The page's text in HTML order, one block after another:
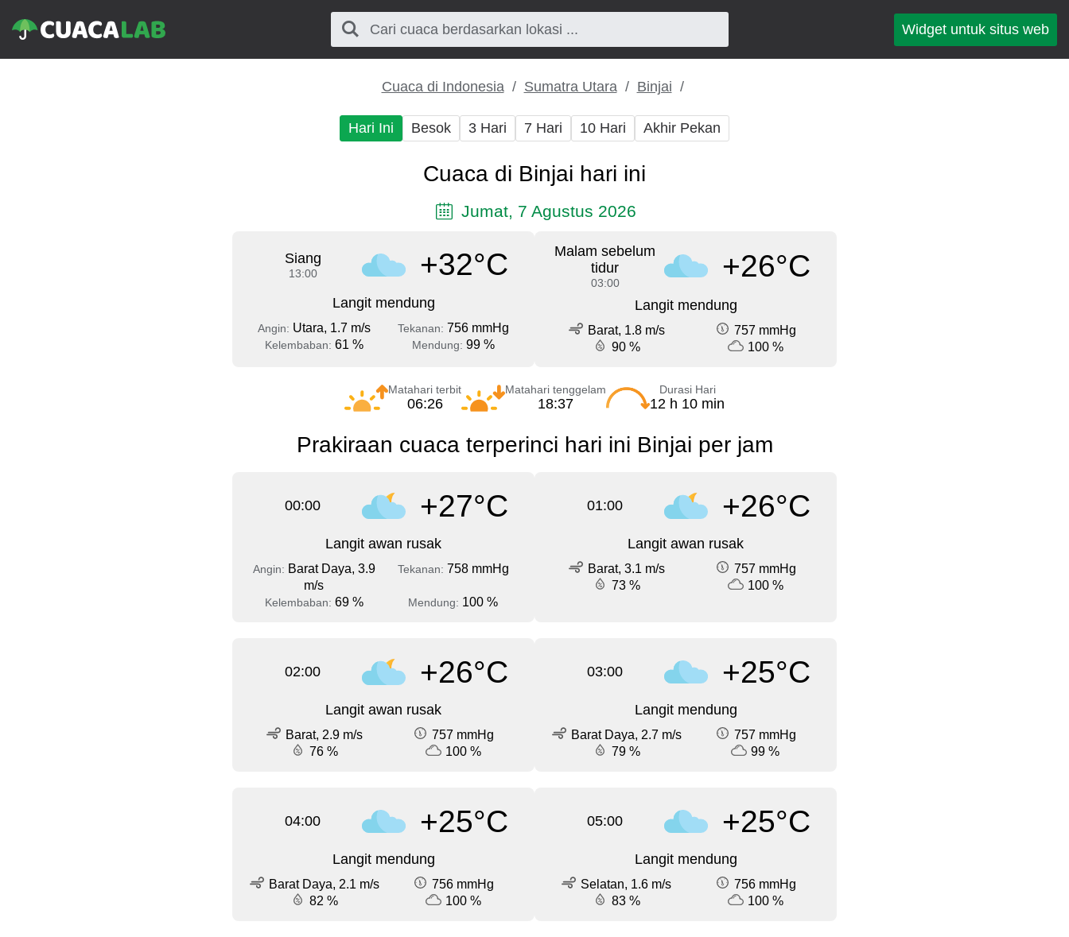
Widget untuk situs web
Cuaca di Indonesia Sumatra Utara Binjai
Hari Ini Besok 3 Hari 7 Hari 10 Hari Akhir Pekan
Cuaca di Binjai hari ini
Jumat, 7 Agustus 2026
Siang
13:00 +32°C
Langit mendung
Angin: Utara, 1.7 m/s Tekanan: 756 mmHg
Kelembaban: 61 % Mendung: 99 %
Malam sebelum
tidur
03:00 +26°C
Langit mendung
Barat, 1.8 m/s
757 mmHg
90 %
100 %
Matahari terbit
06:26
Matahari tenggelam
18:37
Durasi Hari
12 h 10 min
Prakiraan cuaca terperinci hari ini Binjai per jam
00:00 +27°C
Langit awan rusak
Angin: Barat Daya, 3.9
m/s
Tekanan: 758 mmHg
Kelembaban: 69 % Mendung: 100 %
01:00 +26°C
Langit awan rusak
Barat, 3.1 m/s
757 mmHg
73 %
100 %
02:00 +26°C
Langit awan rusak
Barat, 2.9 m/s
757 mmHg
76 %
100 %
03:00 +25°C
Langit mendung
Barat Daya, 2.7 m/s
757 mmHg
79 %
99 %
04:00 +25°C
Langit mendung
Barat Daya, 2.1 m/s
756 mmHg
82 %
100 %
05:00 +25°C
Langit mendung
Selatan, 1.6 m/s
756 mmHg
83 %
100 %